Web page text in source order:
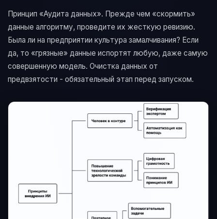
Принцип «Аудита данных». Прежде чем «скормить»
данные алгоритму, проведите их жесткую ревизию.
Была ли на предприятии культура замалчивания? Если
да, то «грязные» данные испортят любую, даже самую
совершенную модель. Очистка данных от
предвзятости - обязательный этап перед запуском.